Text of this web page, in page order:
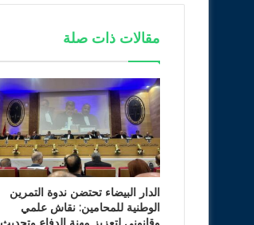
مقالات ذات صلة
الدار البيضاء تحتضن ندوة التمرين
الوطنية للمحامين: نقاش علمي